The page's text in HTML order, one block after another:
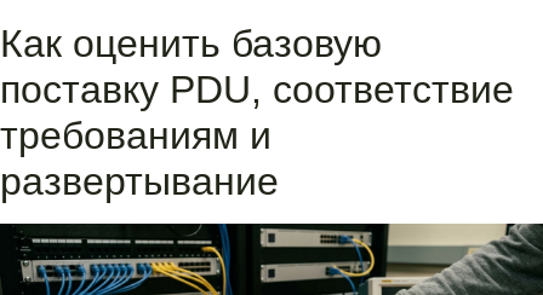
Как оценить базовую
поставку PDU, соответствие
требованиям и
развертывание